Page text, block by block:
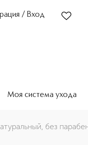
/ Вход
Моя система ухода
без